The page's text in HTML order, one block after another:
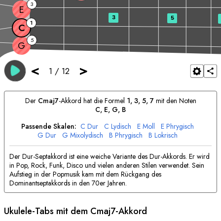
< 1 / 12 >
G 5
C 1
E 3
3 5
Der Cmaj7-Akkord hat die Formel 1, 3, 5, 7mit den Noten
C, E, G, B
Passende Skalen: C Dur C Lydisch E Moll E Phrygisch
G Dur G Mixolydisch B Phrygisch B Lokrisch
Der Dur-Septakkord ist eine weiche Variante des Dur-Akkords. Er wird
in Pop, Rock, Funk, Disco und vielen anderen Stilen verwendet. Sein
Aufstieg in der Popmusik kam mit dem Rückgang des
Dominantseptakkords in den 70er Jahren.
Ukulele-Tabs mit dem Cmaj7-Akkord